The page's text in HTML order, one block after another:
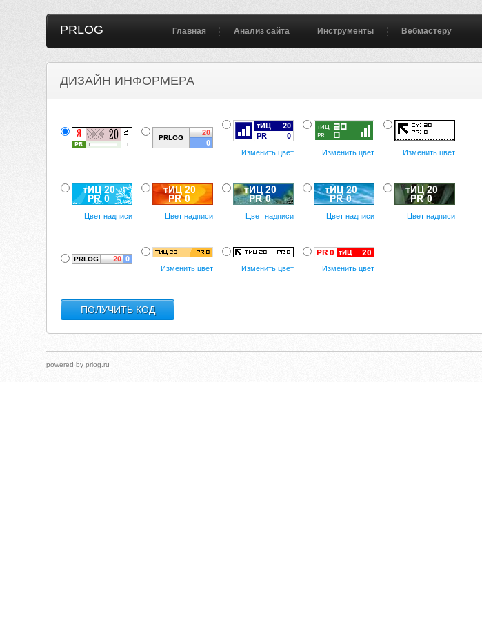
PRLOG Главная Анализ сайта Инструменты Вебмастеру
ДИЗАЙН ИНФОРМЕРА
Изменить цвет Изменить цвет Изменить цвет
Цвет надписи Цвет надписи Цвет надписи Цвет надписи Цвет надписи
Изменить цвет Изменить цвет Изменить цвет
powered byprlog.ru